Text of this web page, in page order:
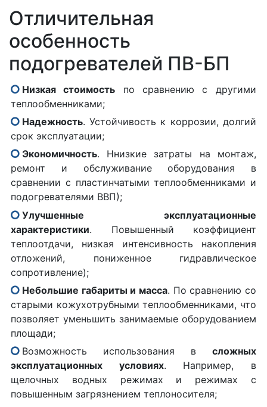
Отличительная
особенность
подогревателей ПВ-БП
Низкая стоимость по сравнению с другими
теплообменниками;
Надежность. Устойчивость к коррозии, долгий
срок эксплуатации;
Экономичность. Ннизкие затраты на монтаж,
ремонт и обслуживание оборудования в
сравнении с пластинчатыми теплообменниками и
подогревателями ВВП);
Улучшенные эксплуатационные
характеристики. Повышенный коэффициент
теплоотдачи, низкая интенсивность накопления
отложений, пониженное гидравлическое
сопротивление);
Небольшие габариты и масса. По сравнению со
старыми кожухотрубными теплообменниками, что
позволяет уменьшить занимаемые оборудованием
площади;
Возможность использования в сложных
эксплуатационных условиях. Например, в
щелочных водных режимах и режимах с
повышенным загрязнением теплоносителя;